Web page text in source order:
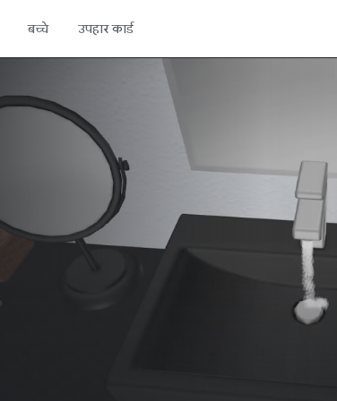
बच्चे उपहार कार्ड